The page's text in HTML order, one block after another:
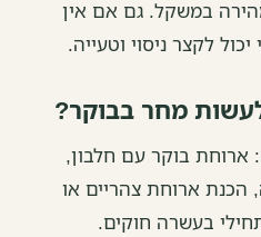
במשקל. גם אם אין
לקצר ניסוי וטעייה.
מחר בבוקר?
בוקר עם חלבון,
הכנת ארוחת צהריים או
בעשרה חוקים.